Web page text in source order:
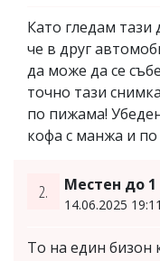
Като гледам тази
че в друг
да може да се
точно тази
по пижама!
кофа с манжа и по
2. Местен до 1
14.06.2025
То на един бизон